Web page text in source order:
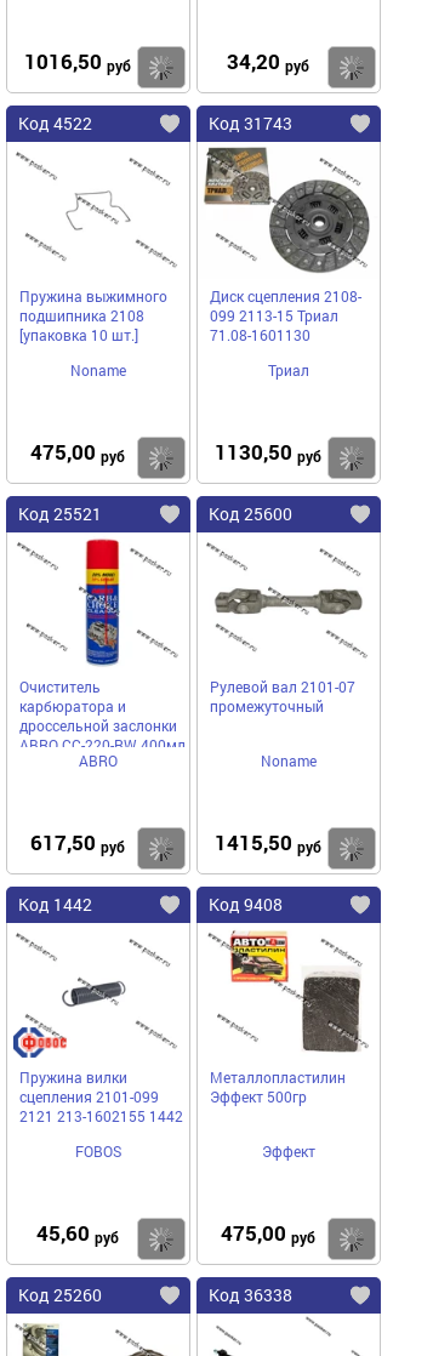
1016,50 руб Купить
34,20 руб
Код 4522
Пружина выжимного
подшипника 2108
[упаковка 10 шт.]
Noname
475,00 руб Купить
Код 31743
Диск сцепления 2108-
099 2113-15 Триал
71.08-1601130
Триал
1130,50 руб
Код 25521
Очиститель
карбюратора и
дроссельной заслонки
ABRO СС-220-RW 400мл
аэрозольABRO
617,50 руб Купить
Код 25600
Рулевой вал 2101-07
промежуточный
Noname
1415,50 руб
Код 1442
Пружина вилки
сцепления 2101-099
2121 213-1602155 1442
FOBOS
45,60 руб Купить
Код 9408
Металлопластилин
Эффект 500гр
Эффект
475,00 руб
Код 25260 Код 36338